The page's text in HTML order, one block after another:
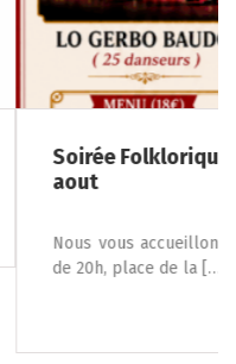
– Samedi 08
8 août 2026, à partir